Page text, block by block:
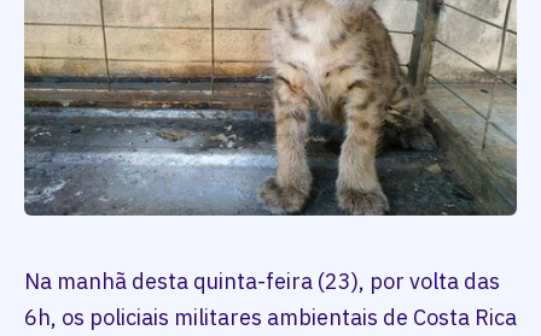
Na manhã desta quinta-feira (23), por volta das
6h, os policiais militares ambientais de Costa Rica